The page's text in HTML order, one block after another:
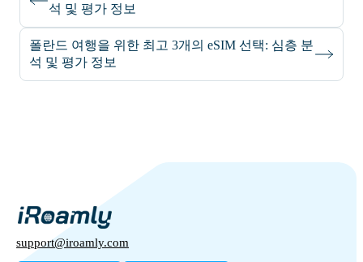
석 및 평가 정보
폴란드 여행을 위한 최고 3개의 eSIM 선택: 심층 분
석 및 평가 정보
support@iroamly.com